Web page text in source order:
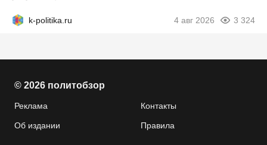
k-politika.ru 4 авг 2026 3 324
© 2026 политобзор
Реклама Контакты
Об издании Правила